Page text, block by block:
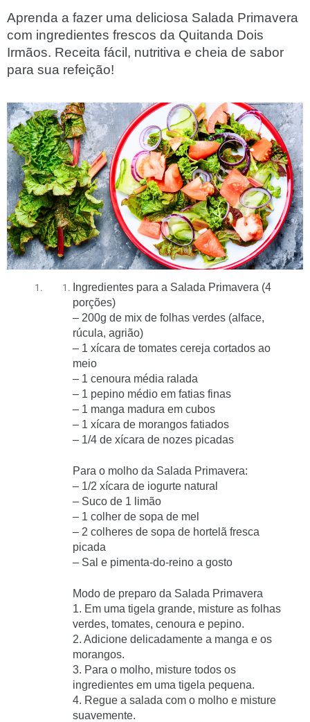
Aprenda a fazer uma deliciosa Salada Primavera
com ingredientes frescos da Quitanda Dois
Irmãos. Receita fácil, nutritiva e cheia de sabor
para sua refeição!
Ingredientes para a Salada Primavera (4
porções)
– 200g de mix de folhas verdes (alface,
rúcula, agrião)
– 1 xícara de tomates cereja cortados ao
meio
– 1 cenoura média ralada
– 1 pepino médio em fatias finas
– 1 manga madura em cubos
– 1 xícara de morangos fatiados
– 1/4 de xícara de nozes picadas
Para o molho da Salada Primavera:
– 1/2 xícara de iogurte natural
– Suco de 1 limão
– 1 colher de sopa de mel
– 2 colheres de sopa de hortelã fresca
picada
– Sal e pimenta-do-reino a gosto
Modo de preparo da Salada Primavera
1. Em uma tigela grande, misture as folhas
verdes, tomates, cenoura e pepino.
2. Adicione delicadamente a manga e os
morangos.
3. Para o molho, misture todos os
ingredientes em uma tigela pequena.
4. Regue a salada com o molho e misture
suavemente.